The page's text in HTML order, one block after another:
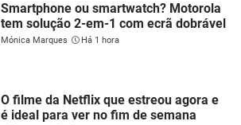
Smartphone ou smartwatch? Motorola
tem solução 2-em-1 com ecrã dobrável
Mónica Marques Há 1 hora
O filme da Netflix que estreou agora e
é ideal para ver no fim de semana